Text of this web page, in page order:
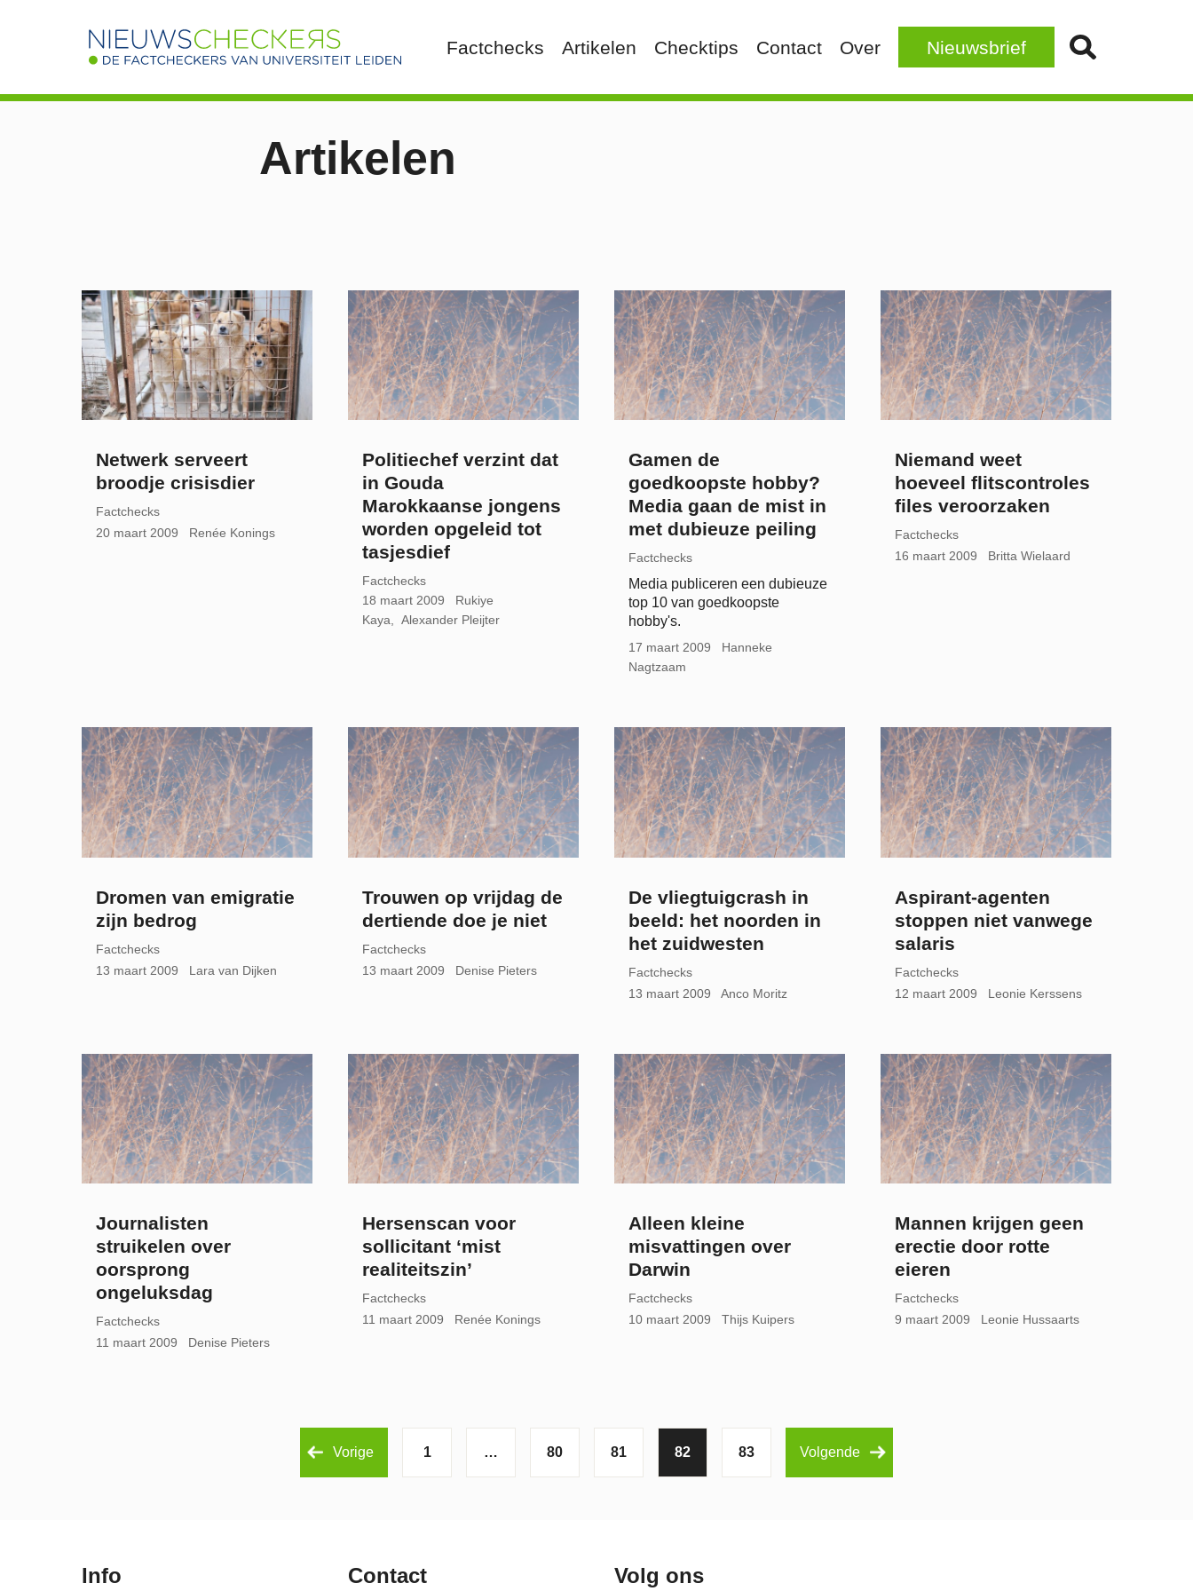
Factchecks Artikelen Checktips Contact Over Nieuwsbrief
Artikelen
Netwerk serveert
broodje crisisdier
Factchecks
20 maart 2009
Renée Konings
Politiechef verzint dat
in Gouda
Marokkaanse jongens
worden opgeleid tot
tasjesdief
Factchecks
18 maart 2009
Rukiye
Kaya
Alexander Pleijter
Gamen de
goedkoopste hobby?
Media gaan de mist in
met dubieuze peiling
Factchecks
Media publiceren een dubieuze
top 10 van goedkoopste
hobby's.
17 maart 2009
Hanneke
Nagtzaam
Niemand weet
hoeveel flitscontroles
files veroorzaken
Factchecks
16 maart 2009
Britta Wielaard
Dromen van emigratie
zijn bedrog
Factchecks
13 maart 2009
Lara van Dijken
Trouwen op vrijdag de
dertiende doe je niet
Factchecks
13 maart 2009
Denise Pieters
De vliegtuigcrash in
beeld: het noorden in
het zuidwesten
Factchecks
13 maart 2009
Anco Moritz
Aspirant-agenten
stoppen niet vanwege
salaris
Factchecks
12 maart 2009
Leonie Kerssens
Journalisten
struikelen over
oorsprong
ongeluksdag
Factchecks
11 maart 2009
Denise Pieters
Hersenscan voor
sollicitant ‘mist
realiteitszin’
Factchecks
11 maart 2009
Renée Konings
Alleen kleine
misvattingen over
Darwin
Factchecks
10 maart 2009
Thijs Kuipers
Mannen krijgen geen
erectie door rotte
eieren
Factchecks
9 maart 2009
Leonie Hussaarts
Vorige 1 … 80 81 82 83 Volgende
Info Contact Volg ons